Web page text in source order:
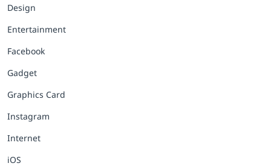
Design
Entertainment
Facebook
Gadget
Graphics Card
Instagram
Internet
iOS